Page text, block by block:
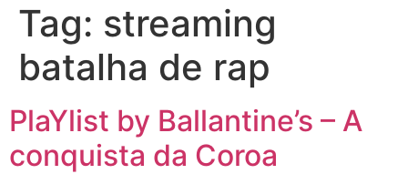
Tag: streaming
batalha de rap
PlaYlist by Ballantine’s – A
conquista da Coroa